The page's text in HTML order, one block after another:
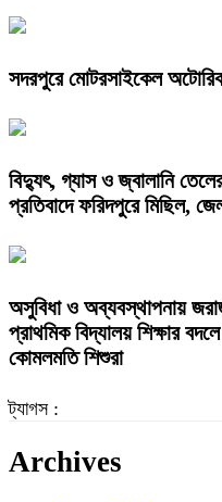
সদরপুরে মোটরসাইকেল
বিদ্যুৎ, গ্যাস ও জ্বালানি
প্রতিবাদে ফরিদপুরে মিছিল,
অসুবিধা ও অব্যবস্থাপনায়
প্রাথমিক বিদ্যালয় শিক্ষার
কোমলমতি শিশুরা
ট্যাগস :
Archives